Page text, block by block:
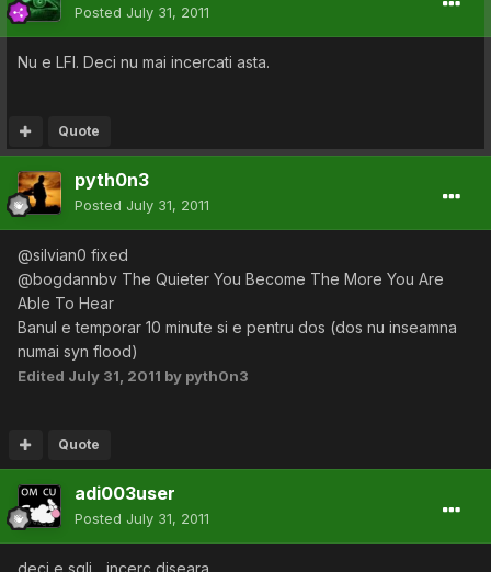
Posted July 31, 2011
Nu e LFI. Deci nu mai incercati asta.
Quote
pyth0n3
Posted July 31, 2011
@silvian0 fixed
@bogdannbv The Quieter You Become The More You Are
Able To Hear
Banul e temporar 10 minute si e pentru dos (dos nu inseamna
numai syn flood)
Edited July 31, 2011 by pyth0n3
Quote
adi003user
Posted July 31, 2011